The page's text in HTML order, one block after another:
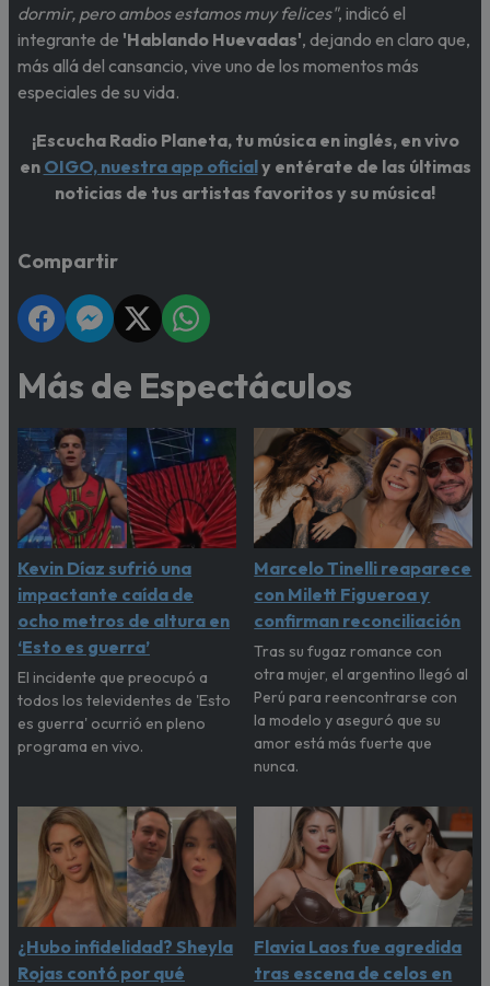
dormir, pero ambos estamos muy felices", indicó el
integrante de 'Hablando Huevadas', dejando en claro que,
más allá del cansancio, vive uno de los momentos más
especiales de su vida.
¡Escucha Radio Planeta, tu música en inglés, en vivo
en OIGO, nuestra app oficialy entérate de las últimas
noticias de tus artistas favoritos y su música!
Compartir
Más de Espectáculos
Kevin Díaz sufrió una
impactante caída de
ocho metros de altura en
‘Esto es guerra’
El incidente que preocupó a
todos los televidentes de 'Esto
es guerra' ocurrió en pleno
programa en vivo.
Marcelo Tinelli reaparece
con Milett Figueroa y
confirman reconciliación
Tras su fugaz romance con
otra mujer, el argentino llegó al
Perú para reencontrarse con
la modelo y aseguró que su
amor está más fuerte que
nunca.
¿Hubo infidelidad? Sheyla
Rojas contó por qué
Flavia Laos fue agredida
tras escena de celos en